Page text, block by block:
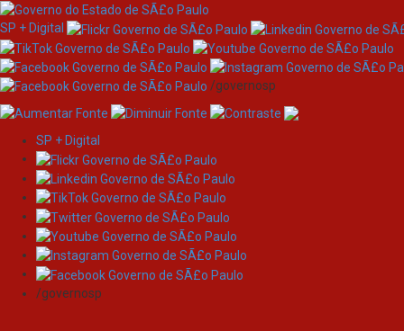
Skip
navigation
SP + Digital
/governosp
SP + Digital
/governosp
Search
Search: